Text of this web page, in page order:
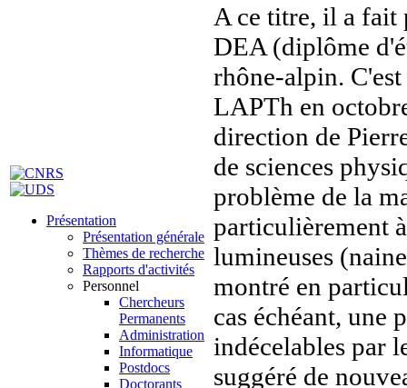
Présentation
Présentation générale
Thèmes de recherche
Rapports d'activités
Personnel
Chercheurs
Permanents
Administration
Informatique
Postdocs
Doctorants
A ce titre, il a fait
DEA (diplôme
rhône-alpin.
LAPTh en
direction de
de sciences
problème de la
particulièrement
lumineuses
montré en
cas échéant, une
indécelables par
suggéré de